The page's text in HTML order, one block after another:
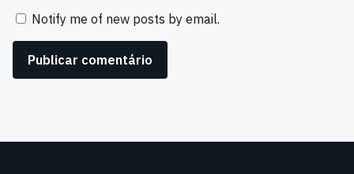
Notify me of new posts by email.